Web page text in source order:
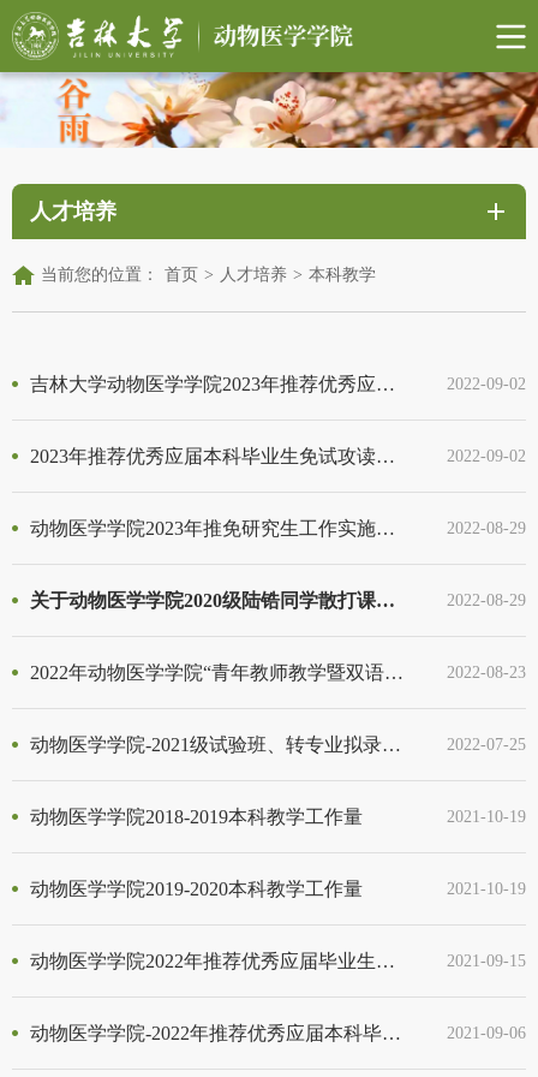
人才培养
当前您的位置： 首页 > 人才培养 > 本科教学
吉林大学动物医学学院2023年推荐优秀应届本科毕业生免试攻读研究生实施细则 2022-09-02
2023年推荐优秀应届本科毕业生免试攻读研究生指定限定选修课程 2022-09-02
动物医学学院2023年推免研究生工作实施细则 2022-08-29
关于动物医学学院2020级陆锆同学散打课程成绩更正的公示 2022-08-29
2022年动物医学学院“青年教师教学暨双语教学比赛”圆满落幕 2022-08-23
动物医学学院-2021级试验班、转专业拟录取结果--公式名单 2022-07-25
动物医学学院2018-2019本科教学工作量 2021-10-19
动物医学学院2019-2020本科教学工作量 2021-10-19
动物医学学院2022年推荐优秀应届毕业生免试攻读研究生人员名单 2021-09-15
动物医学学院-2022年推荐优秀应届本科毕业生免试攻读研究生评分汇总表 2021-09-06